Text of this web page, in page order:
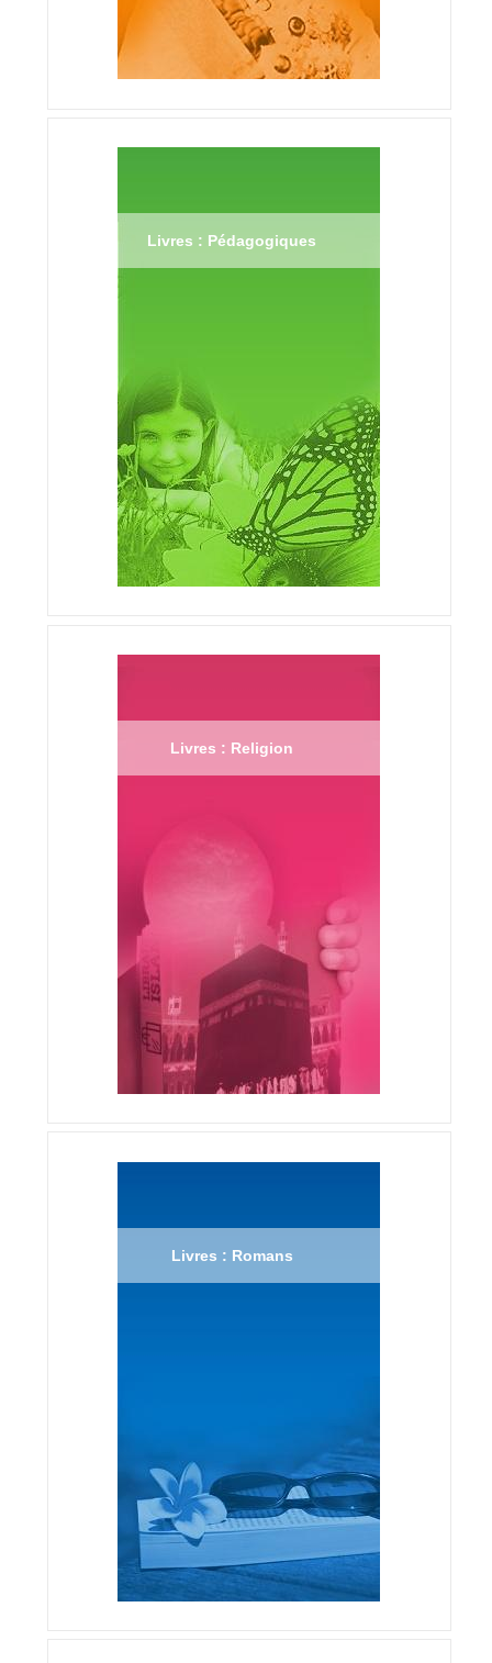
Livres : Pédagogiques
Livres : Religion
Livres : Romans